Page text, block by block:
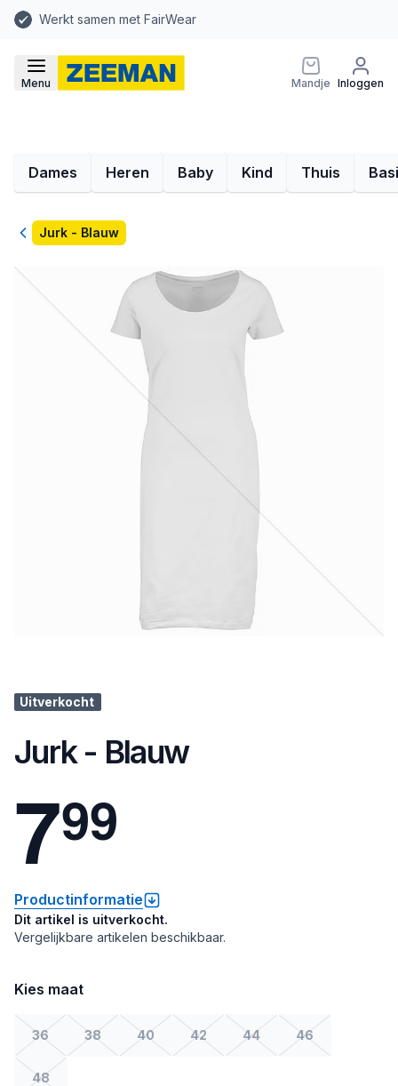
Werkt samen met FairWear
Menu Mandje Inloggen
Dames Heren Baby Kind Thuis
TerugJurk - Blauw
Uitverkocht
Jurk - Blauw
799
Productinformatie
Dit artikel is uitverkocht.
Vergelijkbare artikelen beschikbaar.
Kies maat
36 38 40 42 44 46
48